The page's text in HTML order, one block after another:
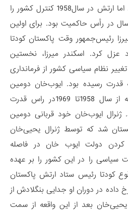
جمهوری اسلامی تغییر یافت. اما ارتش در سال1958 کنترل کشور را
دست گرفته و بیش از 10سال در رأس حاکمیت بود. برای اولین
رئیس‌جمهور وقت پاکستان کودتا
کرد. اسکندر میرزا، نخستین
نظام سیاسی کشور از فرمانداری
در سال1956 به قدرت رسیده بود. ایوب‌خان دومین
رئیس‌جمهور پاکستان بود که از سال 1958تا 1969در راس قدرت
ایوب‌خان خود قربانی دومین
شد که توسط ژنرال یحیی‌خان
دولت ایوب خان در فاصله
تا 1971 حاکمیت سیاسی را در این کشور را بر عهده
کودتا رئیس ستاد ارتش پاکستان
در دوران او جدایی بنگلادش از
در سال 1971 بود. یحیی‌خان بعد از این واقعه از سمت